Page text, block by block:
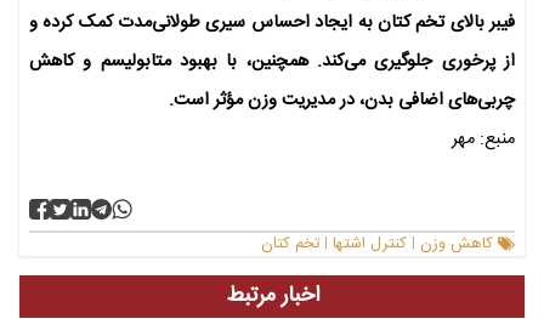
فیبر بالای تخم کتان به ایجاد احساس سیری طولانی‌مدت کمک کرده و
از پرخوری جلوگیری می‌کند. همچنین، با بهبود متابولیسم و کاهش
چربی‌های اضافی بدن، در مدیریت وزن مؤثر است.
منبع: مهر
کاهش وزن | کنترل اشتها | تخم کتان
اخبار مرتبط